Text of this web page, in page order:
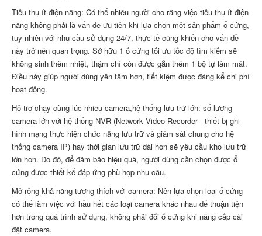
Tiêu thụ ít điện năng: Có thể nhiều người cho rằng việc tiêu thụ ít điện
năng không phải là vấn đề ưu tiên khi lựa chọn một sản phẩm ổ cứng,
tuy nhiên với nhu cầu sử dụng 24/7, thực tế cũng khiến cho vấn đề
này trở nên quan trọng. Sở hữu 1 ổ cứng tối ưu tốc độ tìm kiếm sẽ
không sinh thêm nhiệt, thậm chí còn được gắn thêm 1 bộ tự làm mát.
Điều này giúp người dùng yên tâm hơn, tiết kiệm được đáng kể chi phí
hoạt động.
Hỗ trợ chạy cùng lúc nhiều camera,hệ thống lưu trữ lớn: số lượng
camera lớn với hệ thống NVR (Network Video Recorder - thiết bị ghi
hình mạng thực hiện chức năng lưu trữ và giám sát chung cho hệ
thống camera IP) hay thời gian lưu trữ dài hơn sẽ yêu cầu kho lưu trữ
lớn hơn. Do đó, để đảm bảo hiệu quả, người dùng cần chọn được ổ
cứng được thiết kế đáp ứng phù hợp nhu cầu.
Mở rộng khả năng tương thích với camera: Nên lựa chọn loại ổ cứng
có thể làm việc với hầu hết các loại camera khác nhau để thuận tiện
hơn trong quá trình sử dụng, không phải đổi ổ cứng khi nâng cấp cài
đặt camera.